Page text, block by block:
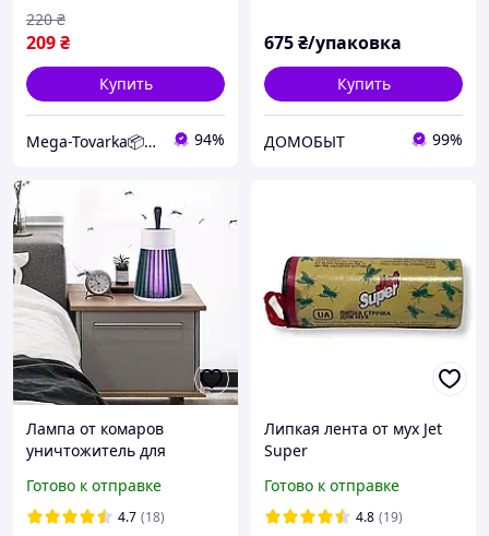
209₴
220 ₴
Купить
Mega-Tovarka📦💙💛 94%
675₴/упаковка
Купить
ДОМОБЫТ 99%
Лампа от комаров
уничтожитель для
Электрическая ловушка
для насекомых
Готово к отправке
4.7 (18)
Липкая лента от мух Jet
Super
Готово к отправке
4.8 (19)